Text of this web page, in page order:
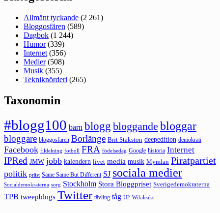
Allmänt tyckande (2 261)
Bloggosfären (589)
Dagbok (1 244)
Humor(339)
Internet (356)
Medier(508)
Musik (355)
Tekniknörderi (265)
Taxonomin
#blogg100 barn blogg bloggande bloggar
bloggare bloggosfären Borlänge Brit Stakston deepedition demokrati
Facebook fildelning fotboll FRA födelsedag Google historia Internet
IPRed JMW jobb kalendern livet media musik Mymlan Piratpartiet
politik präst Same Same But Different SJ sociala medier
Socialdemokraterna sorg Stockholm Stora Bloggpriset Sverigedemokraterna
TPB tweepblogs Twitter tävling tåg U2 Wikileaks